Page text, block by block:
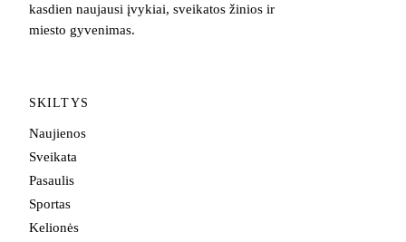
kasdien naujausi įvykiai, sveikatos žinios ir
miesto gyvenimas.
SKILTYS
Naujienos
Sveikata
Pasaulis
Sportas
Kelionės